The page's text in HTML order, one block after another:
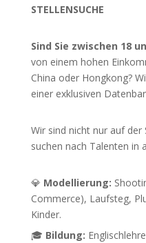
STELLENSUCHE
Sind Sie zwischen 18
von einem hohen
China oder Hongkong?
einer exklusiven
Wir sind nicht nur auf der
suchen nach Talenten in
💎 Modellierung:
Commerce), Laufsteg,
Kinder.
🎓 Bildung: